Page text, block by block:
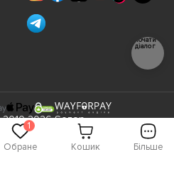
Обране
1
Кошик Більше
2026 Sezon
Почати
діалог